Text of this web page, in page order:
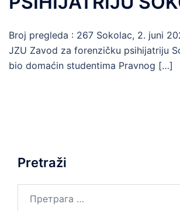
Broj pregleda : 267 ​Sokolac, 2. juni
JZU Zavod za forenzičku psihijatriju
bio domaćin studentima Pravnog […]
Pretraži